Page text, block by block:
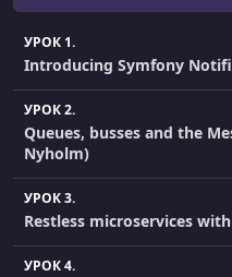
УРОК 1.
Introducing Symfony
УРОК 2.
Queues, busses and the
Nyholm)
УРОК 3.
Restless microservices
УРОК 4.